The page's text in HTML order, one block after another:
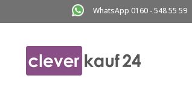
WhatsApp 0160 - 548 55 59